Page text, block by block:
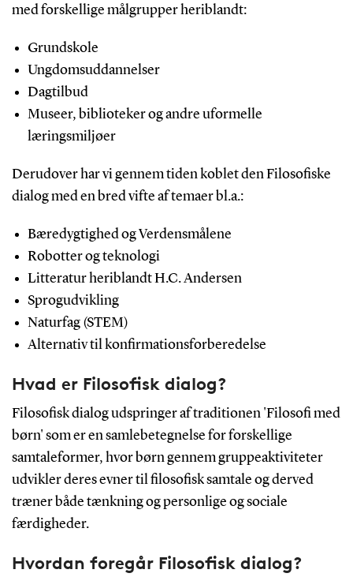
med forskellige målgrupper heriblandt:
Grundskole
Ungdomsuddannelser
Dagtilbud
Museer, biblioteker og andre uformelle
læringsmiljøer
Derudover har vi gennem tiden koblet den Filosofiske
dialog med en bred vifte af temaer bl.a.:
Bæredygtighed og Verdensmålene
Robotter og teknologi
Litteratur heriblandt H.C. Andersen
Sprogudvikling
Naturfag (STEM)
Alternativ til konfirmationsforberedelse
Hvad er Filosofisk dialog?
Filosofisk dialog udspringer af traditionen 'Filosofi med
børn' som er en samlebetegnelse for forskellige
samtaleformer, hvor børn gennem gruppeaktiviteter
udvikler deres evner til filosofisk samtale og derved
træner både tænkning og personlige og sociale
færdigheder.
Hvordan foregår Filosofisk dialog?